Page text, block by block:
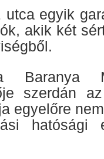
egyik
akik két
Baranya
szerdán
egyelőre
hatósági